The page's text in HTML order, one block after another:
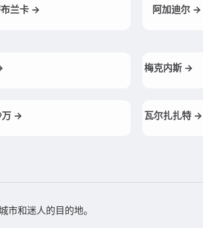
兰卡 → 阿加迪尔 →
梅克内斯 →
万 → 瓦尔扎扎特 →
市和迷人的目的地。